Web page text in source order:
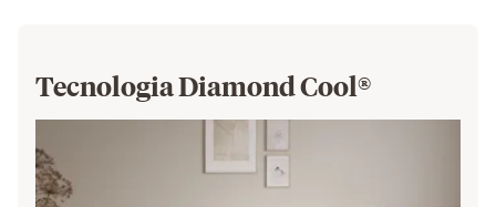
Tecnologia Diamond Cool®